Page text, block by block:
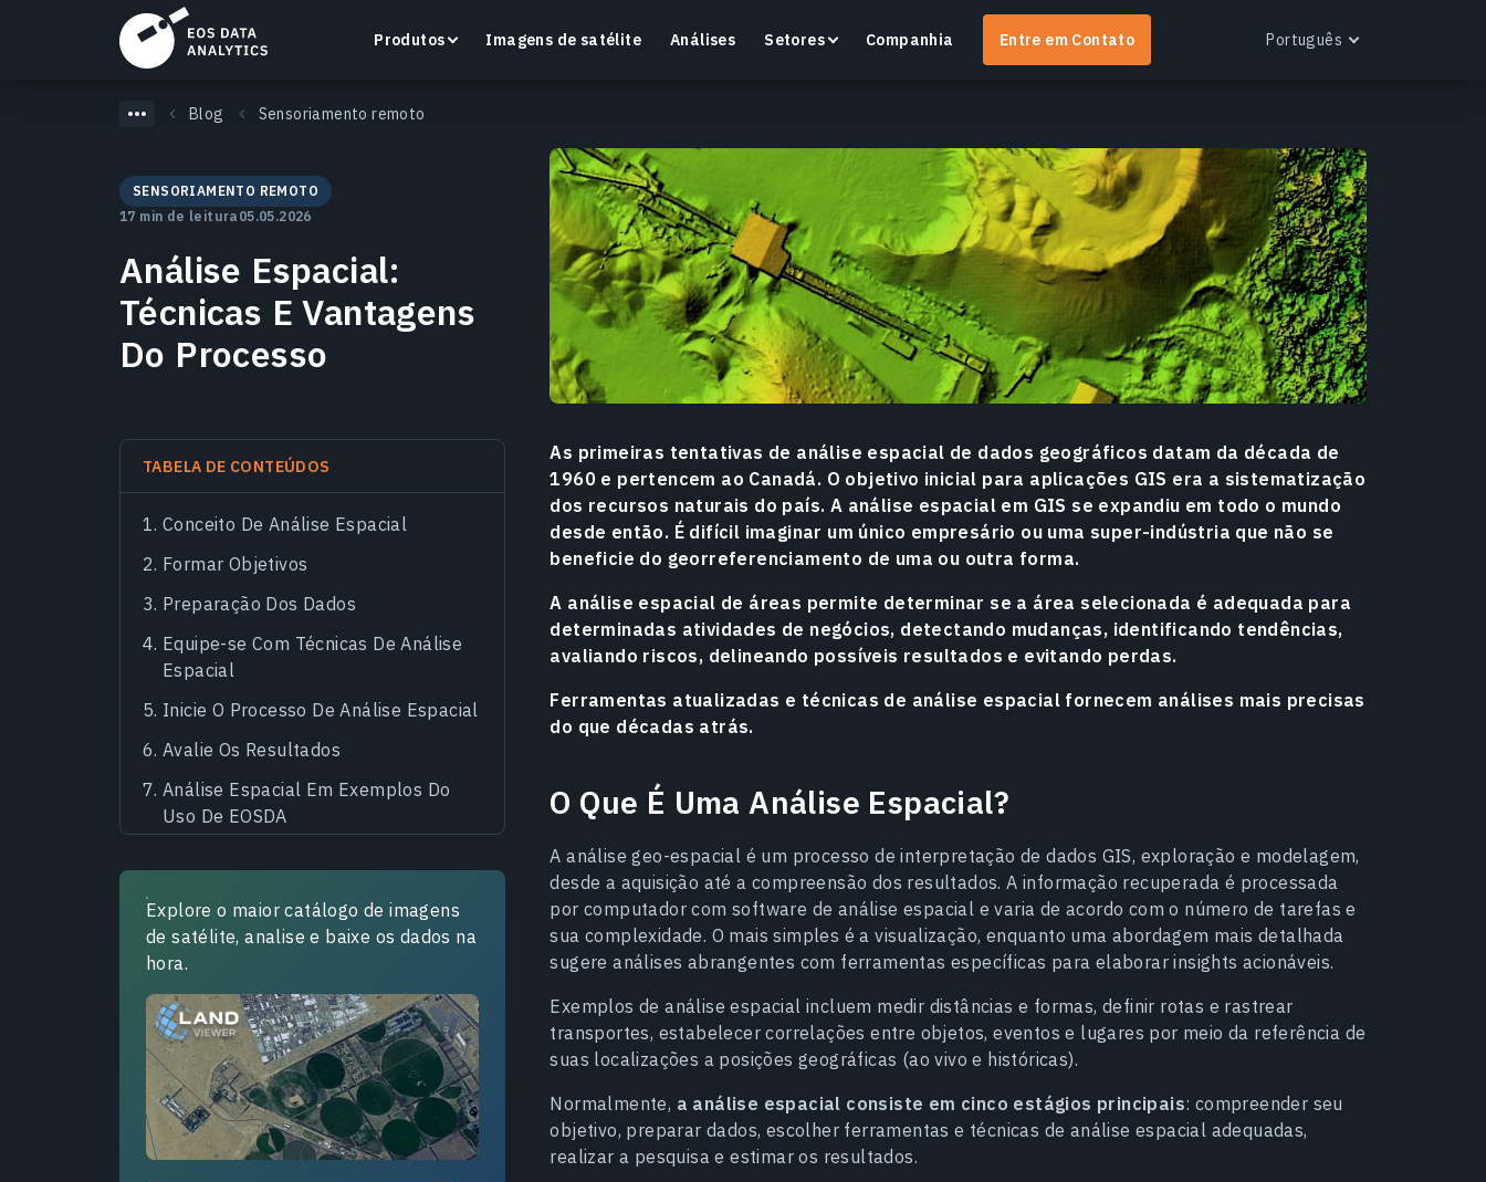
Produtos
Pesquise, visualize e analise imagens de satélite
diretamente no seu navegador.
Saiba mais
Crop Monitoring
Monitore a saúde das culturas e as condições dos
campos com uma plataforma inteligente de
agricultura de precisão.
Saiba mais
EOS RayVision
Obtenha relatórios analíticos personalizados com
visualização avançada para qualquer setor.
Saiba mais
Imagens de satélite Análises Setores Companhia Entre em Contato Português
Português
Українська
Русский
Blog Sensoriamento remoto
SENSORIAMENTO REMOTO
17 min de leitura 05.05.2026
Análise Espacial:
Técnicas E Vantagens
Do Processo
TABELA DE CONTEÚDOS
Conceito De Análise Espacial
Formar Objetivos
Preparação Dos Dados
Equipe-se Com Técnicas De Análise
Espacial
Inicie O Processo De Análise Espacial
Avalie Os Resultados
Análise Espacial Em Exemplos Do
Uso De EOSDA
Explore o maior catálogo de imagens
de satélite, analise e baixe os dados na
hora.
As primeiras tentativas de análise espacial de dados geográficos datam da década de
1960 e pertencem ao Canadá. O objetivo inicial para aplicações GIS era a sistematização
dos recursos naturais do país. A análise espacial em GIS se expandiu em todo o mundo
desde então. É difícil imaginar um único empresário ou uma super-indústria que não se
beneficie do georreferenciamento de uma ou outra forma.
A análise espacial de áreas permite determinar se a área selecionada é adequada para
determinadas atividades de negócios, detectando mudanças, identificando tendências,
avaliando riscos, delineando possíveis resultados e evitando perdas.
Ferramentas atualizadas e técnicas de análise espacial fornecem análises mais precisas
do que décadas atrás.
O Que É Uma Análise Espacial?
A análise geo-espacial é um processo de interpretação de dados GIS, exploração e modelagem,
desde a aquisição até a compreensão dos resultados. A informação recuperada é processada
por computador com software de análise espacial e varia de acordo com o número de tarefas e
sua complexidade. O mais simples é a visualização, enquanto uma abordagem mais detalhada
sugere análises abrangentes com ferramentas específicas para elaborar insights acionáveis.
Exemplos de análise espacial incluem medir distâncias e formas, definir rotas e rastrear
transportes, estabelecer correlações entre objetos, eventos e lugares por meio da referência de
suas localizações a posições geográficas (ao vivo e históricas).
Normalmente, a análise espacial consiste em cinco estágios principais: compreender seu
objetivo, preparar dados, escolher ferramentas e técnicas de análise espacial adequadas,
realizar a pesquisa e estimar os resultados.